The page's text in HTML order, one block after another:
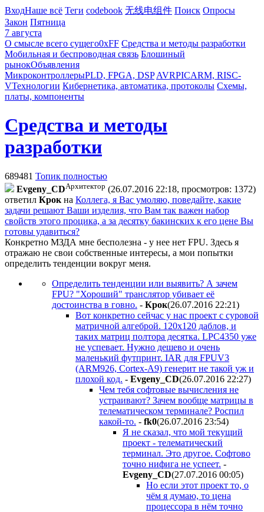
ВходНаше всё Теги codebook 无线电组件 Поиск Опросы
Закон Пятница
7 августа
О смысле всего сущего0xFF Средства и методы разработки
Мобильная и беспроводная связь Блошиный
рынокОбъявления
МикроконтроллерыPLD, FPGA, DSP AVRPICARM, RISC-
VТехнологии Кибернетика, автоматика, протоколы Схемы,
платы, компоненты
Средства и методы
разработки
689481 Топик полностью
Evgeny_CDАрхитектор (26.07.2016 22:18, просмотров: 1372)
ответил Крок на Коллега, я Вас умоляю, поведайте, какие
задачи решают Ваши изделия, что Вам так важен набор
свойств этого процика, а за десятку бакинских к его цене Вы
готовы удавиться?
Конкретно МЗДА мне бесполезна - у нее нет FPU. Здесь я
отражаю не свои собственные интересы, а мои попытки
определить тенденции вокруг меня.
Определить тенденции или выявить? А зачем
FPU? "Хороший" транслятор убивает её
достоинства в говно. - Крок(26.07.2016 22:21)
Вот конкретно сейчас у нас проект с суровой
матричной алгеброй. 120х120 даблов, и
таких матриц полтора десятка. LPC4350 уже
не успевает. Нужно дешево и очень
маленький футпринт. IAR для FPUV3
(ARM926, Cortex-A9) генерит не такой уж и
плохой код. - Evgeny_CD(26.07.2016 22:27)
Чем тебя софтовые вычисления не
устраивают? Зачем вообще матрицы в
телематическом терминале? Роспил
какой-то. - fk0(26.07.2016 23:54)
Я не сказал, что мой текущий
проект - телематический
терминал. Это другое. Софтово
точно нифига не успеет. -
Evgeny_CD(27.07.2016 00:05)
Но если этот проект то, о
чём я думаю, то цена
процессора в нём точно